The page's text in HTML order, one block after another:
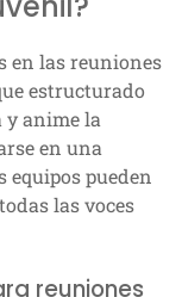
en las reuniones
estructurado
y anime la
en una
equipos pueden
las voces
reuniones